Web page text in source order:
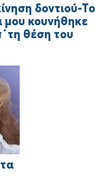
δοντιού-Το
μου κουνήθηκε
θέση του